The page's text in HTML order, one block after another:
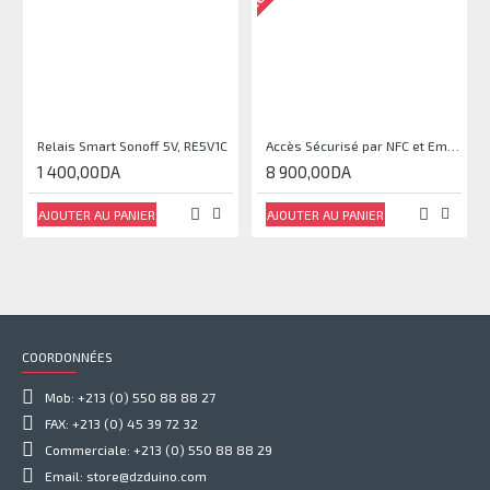
Relais Smart Sonoff 5V, RE5V1C
1 400,00DA
AJOUTER AU PANIER
8 900,00DA
AJOUTER AU PANIER
COORDONNÉES
Mob: +213 (0) 550 88 88 27
FAX: +213 (0) 45 39 72 32
Commerciale: +213 (0) 550 88 88 29
Email: store@dzduino.com